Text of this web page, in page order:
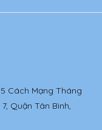
Cách Mạng Tháng
Quận Tân Bình,